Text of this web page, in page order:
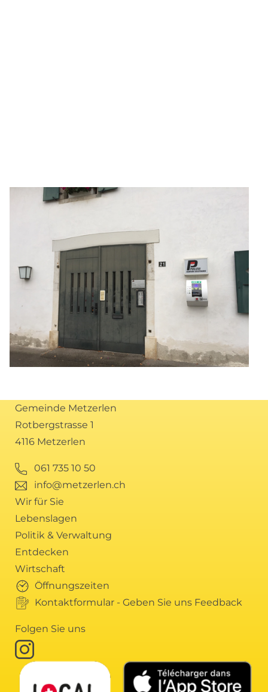
Gemeinde Metzerlen
Rotbergstrasse 1
4116 Metzerlen
061 735 10 50
info@metzerlen.ch
Wir für Sie
Lebenslagen
Politik & Verwaltung
Entdecken
Wirtschaft
Öffnungszeiten
Kontaktformular - Geben Sie uns Feedback
Folgen Sie uns